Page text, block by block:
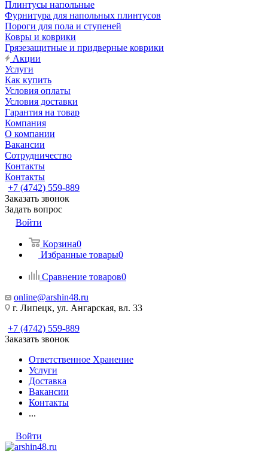
Плинтусы напольные
Фурнитура для напольных плинтусов
Пороги для пола и ступеней
Ковры и коврики
Грязезащитные и придверные коврики
Акции
Услуги
Как купить
Условия оплаты
Условия доставки
Гарантия на товар
Компания
О компании
Вакансии
Сотрудничество
Контакты
Контакты
+7 (4742) 559-889
Заказать звонок
Задать вопрос
Войти
Корзина0
Избранные товары0
Сравнение товаров0
online@arshin48.ru
г. Липецк, ул. Ангарская, вл. 33
+7 (4742) 559-889
Заказать звонок
Ответственное Хранение
Услуги
Доставка
Вакансии
Контакты
...
Войти